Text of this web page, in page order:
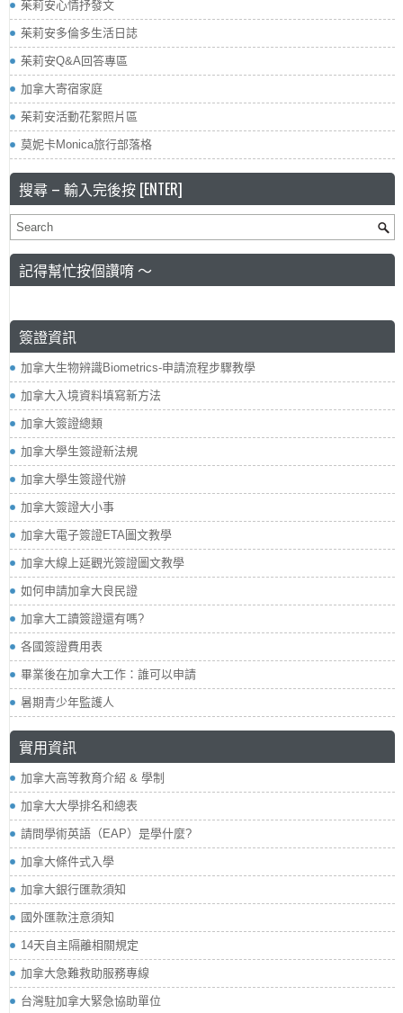
茱莉安心情抒發文
茱莉安多倫多生活日誌
茱莉安Q&A回答專區
加拿大寄宿家庭
茱莉安活動花絮照片區
莫妮卡Monica旅行部落格
搜尋 – 輸入完後按 [ENTER]
記得幫忙按個讚唷 ～
簽證資訊
加拿大生物辨識Biometrics-申請流程步驟教學
加拿大入境資料填寫新方法
加拿大簽證總類
加拿大學生簽證新法規
加拿大學生簽證代辦
加拿大簽證大小事
加拿大電子簽證ETA圖文教學
加拿大線上延觀光簽證圖文教學
如何申請加拿大良民證
加拿大工讀簽證還有嗎?
各國簽證費用表
畢業後在加拿大工作：誰可以申請
暑期青少年監護人
實用資訊
加拿大高等教育介紹 & 學制
加拿大大學排名和總表
請問學術英語（EAP）是學什麼?
加拿大條件式入學
加拿大銀行匯款須知
國外匯款注意須知
14天自主隔離相關規定
加拿大急難救助服務專線
台灣駐加拿大緊急協助單位